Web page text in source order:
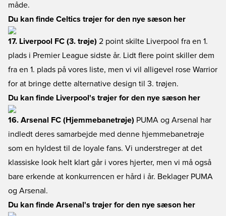
måde.
Du kan finde Celtics trøjer for den nye sæson her
17. Liverpool FC (3. trøje) 2 point skilte Liverpool fra en 1.
plads i Premier League sidste år. Lidt flere point skiller dem
fra en 1. plads på vores liste, men vi vil alligevel rose Warrior
for at bringe dette alternative design til 3. trøjen.
Du kan finde Liverpool's trøjer for den nye sæson her
16. Arsenal FC (Hjemmebanetrøje) PUMA og Arsenal har
indledt deres samarbejde med denne hjemmebanetrøje
som en hyldest til de loyale fans. Vi understreger at det
klassiske look helt klart går i vores hjerter, men vi må også
bare erkende at konkurrencen er hård i år. Beklager PUMA
og Arsenal.
Du kan finde Arsenal's trøjer for den nye sæson her